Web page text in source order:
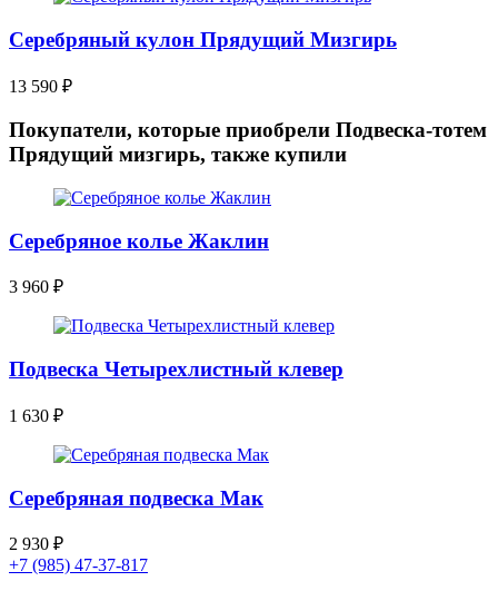
Серебряный кулон Прядущий Мизгирь
13 590 ₽
Покупатели, которые приобрели Подвеска-тотем
Прядущий мизгирь, также купили
Серебряное колье Жаклин
3 960 ₽
Подвеска Четырехлистный клевер
1 630 ₽
Серебряная подвеска Мак
2 930 ₽
+7 (985) 47-37-817